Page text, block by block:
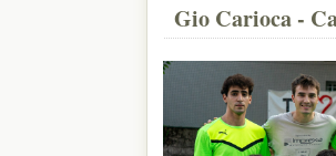
Gio Carioca -